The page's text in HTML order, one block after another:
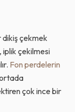
çekmek
iplik çekilmesi
Fon perdelerin
çok ince bir